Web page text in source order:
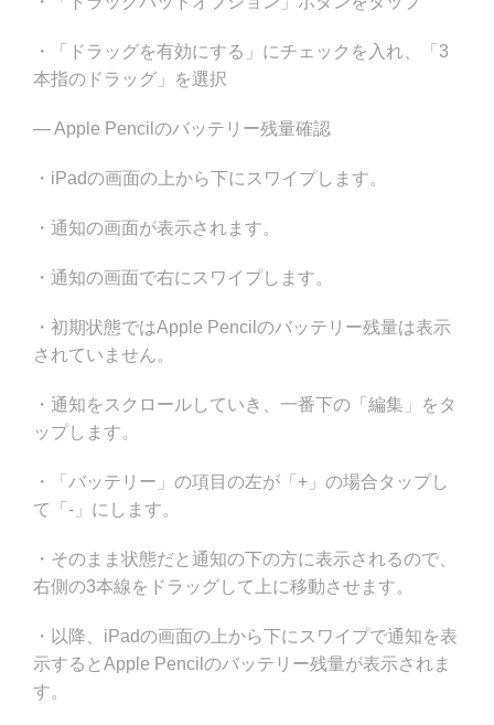
・「ドラッグを有効にする」にチェックを入れ、「3
本指のドラッグ」を選択
— Apple Pencilのバッテリー残量確認
・iPadの画面の上から下にスワイプします。
・通知の画面が表示されます。
・通知の画面で右にスワイプします。
・初期状態ではApple Pencilのバッテリー残量は表示
されていません。
・通知をスクロールしていき、一番下の「編集」をタ
ップします。
・「バッテリー」の項目の左が「+」の場合タップし
て「-」にします。
・そのまま状態だと通知の下の方に表示されるので、
右側の3本線をドラッグして上に移動させます。
・以降、iPadの画面の上から下にスワイプで通知を表
示するとApple Pencilのバッテリー残量が表示されま
す。